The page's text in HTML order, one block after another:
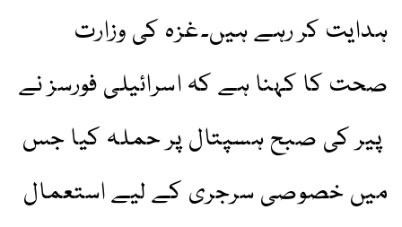
ہدایت کر رہے ہیں۔غزہ کی وزارت
صحت کا کہنا ہے کہ اسرائیلی فورسز نے
پیر کی صبح ہسپتال پر حملہ کیا جس
میں خصوصی سرجری کے لیے استعمال